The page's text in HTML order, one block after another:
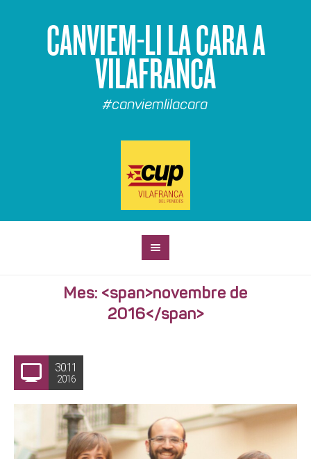
CANVIEM-LI LA CARA A
VILAFRANCA
#canviemlilacara
Mes: <span>novembre de
2016</span>
30.11
2016